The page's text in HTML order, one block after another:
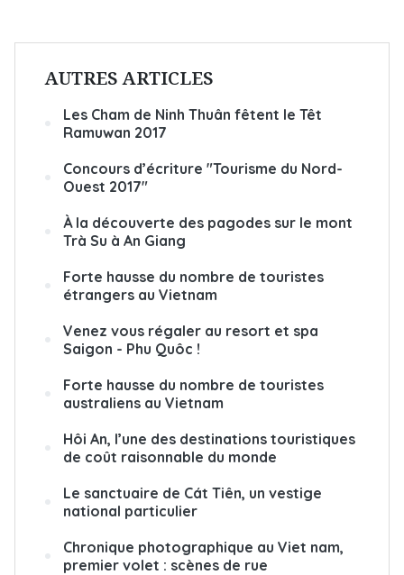
AUTRES ARTICLES
Les Cham de Ninh Thuân fêtent le Têt
Ramuwan 2017
Concours d’écriture "Tourisme du Nord-
Ouest 2017"
À la découverte des pagodes sur le mont
Trà Su à An Giang
Forte hausse du nombre de touristes
étrangers au Vietnam
Venez vous régaler au resort et spa
Saigon - Phu Quôc !
Forte hausse du nombre de touristes
australiens au Vietnam
Hôi An, l’une des destinations touristiques
de coût raisonnable du monde
Le sanctuaire de Cát Tiên, un vestige
national particulier
Chronique photographique au Viet nam,
premier volet : scènes de rue